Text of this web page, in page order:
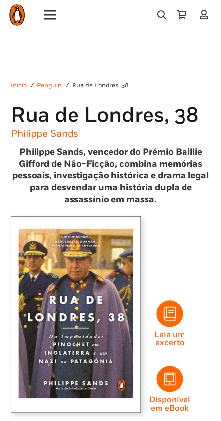
Início / Penguin / Rua de Londres, 38
Rua de Londres, 38
Philippe Sands
Philippe Sands, vencedor do Prémio Baillie
Gifford de Não-Ficção, combina memórias
pessoais, investigação histórica e drama legal
para desvendar uma história dupla de
assassínio em massa.
Leia um
excerto
Disponível
em eBook